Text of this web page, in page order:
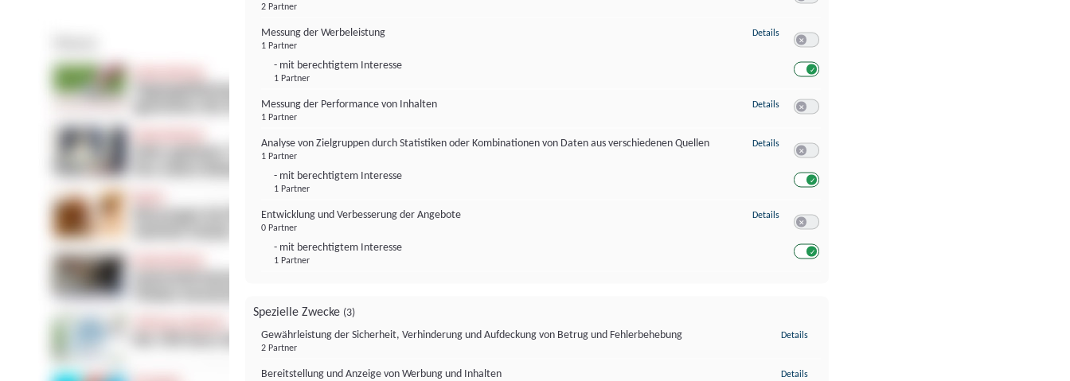
2 Partner
Messung der Werbeleistung
1 Partner
- mit berechtigtem Interesse
1 Partner
Details zu Messung der Werbeleistung
Messung der Performance von Inhalten
1 Partner
Details zu Messung der Performance von Inhalten
Analyse von Zielgruppen durch Statistiken oder Kombinationen von Daten aus verschiedenen Quellen
1 Partner
- mit berechtigtem Interesse
1 Partner
Details zu Analyse von Zielgruppen durch Statistiken oder Kombinationen von
Entwicklung und Verbesserung der Angebote
0 Partner
- mit berechtigtem Interesse
1 Partner
Details zu Entwicklung und Verbesserung der Angebote
Spezielle Zwecke (3)
Gewährleistung der Sicherheit, Verhinderung und Aufdeckung von Betrug und Fehlerbehebung
2 Partner
Details
Bereitstellung und Anzeige von Werbung und Inhalten Details